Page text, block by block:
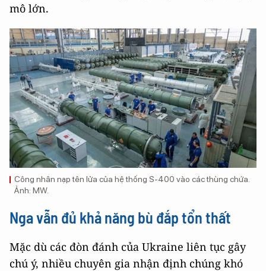
mô lớn.
Công nhân nạp tên lửa của hệ thống S-400 vào các thùng chứa.
Ảnh: MW.
Nga vẫn đủ khả năng bù đắp tổn thất
Mặc dù các đòn đánh của Ukraine liên tục gây
chú ý, nhiều chuyên gia nhận định chúng khó